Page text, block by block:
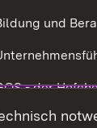
und
- der
der